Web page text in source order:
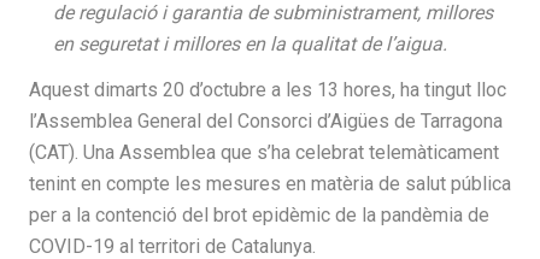
de regulació i garantia de subministrament, millores
en seguretat i millores en la qualitat de l’aigua.
Aquest dimarts 20 d’octubre a les 13 hores, ha tingut lloc
l’Assemblea General del Consorci d’Aigües de Tarragona
(CAT). Una Assemblea que s’ha celebrat telemàticament
tenint en compte les mesures en matèria de salut pública
per a la contenció del brot epidèmic de la pandèmia de
COVID-19 al territori de Catalunya.